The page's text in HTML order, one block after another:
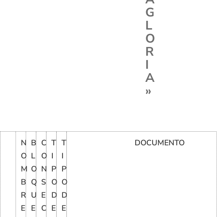
G
L
O
R
I
A
»
N
O
M
B
R
E
B
L
O
Q
U
E
C
O
N
S
E
C
T
I
P
O
D
E
T
I
P
O
D
E
DOCUMENTO